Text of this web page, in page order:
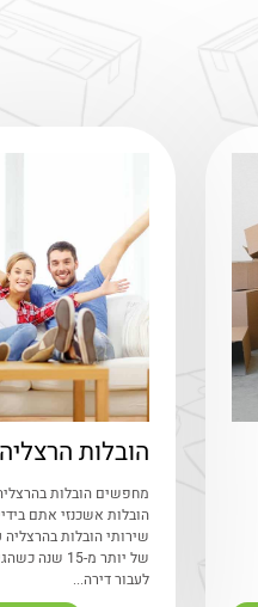
הובלות הרצליה
מחפשים הובלות
הובלות אשכנזי אתם
שירותי הובלות בהרצליה
של יותר מ-15
לעבור דירה...